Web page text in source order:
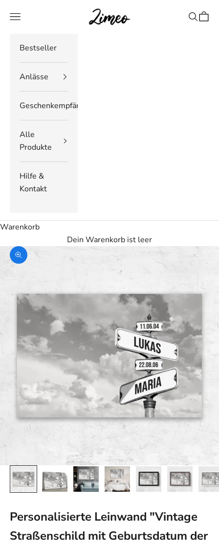
Zimeo Deutschland
Navigationsmenü öffnen Suche
Bestseller
Anlässe
Geschenkempfänger
Alle
Produkte
Hilfe &
Kontakt
Warenkorb
Dein Warenkorb ist leer
Bild vergrößern
Personalisierte Leinwand "Vintage
Straßenschild mit Geburtsdatum der